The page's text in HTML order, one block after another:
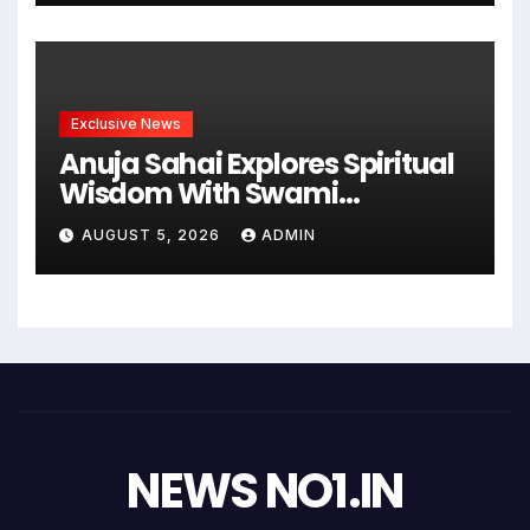
वित्तीय क्षेत्र के लिए समग्र समाधान
उपलब्ध कराने की पहल i
Exclusive News
Anuja Sahai Explores Spiritual
Wisdom With Swami
Abhedananda On Articulate
With Anuja
AUGUST 5, 2026 ADMIN
NEWS NO1.IN